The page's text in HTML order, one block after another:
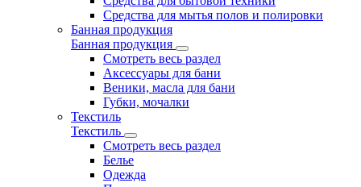
Средства для мытья полов и полировки
Банная продукция
Банная продукция
Смотреть весь раздел
Аксессуары для бани
Веники, масла для бани
Губки, мочалки
Текстиль
Текстиль
Смотреть весь раздел
Белье
Одежда